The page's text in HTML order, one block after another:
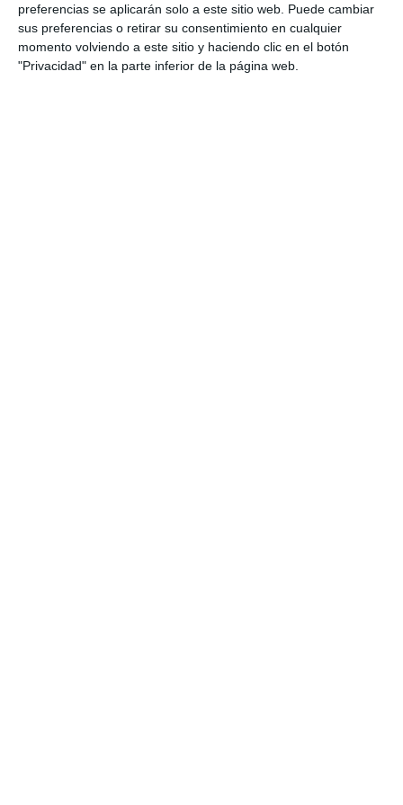
preferencias se aplicarán solo a este sitio web. Puede cambiar
sus preferencias o retirar su consentimiento en cualquier
momento volviendo a este sitio y haciendo clic en el botón
"Privacidad" en la parte inferior de la página web.
Competencias transversales y
digitales:uso de TIC para la mejora
lingüística, participación en proyectos en